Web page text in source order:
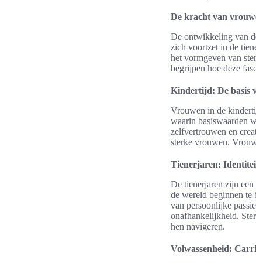
De kracht van
De ontwikkeling van
zich voortzet in de
het vormgeven van
begrijpen hoe deze
Kindertijd: De basis
Vrouwen in de
waarin basiswaarden
zelfvertrouwen en
sterke vrouwen.
Tienerjaren:
De tienerjaren zijn
de wereld beginnen te
van persoonlijke
onafhankelijkheid.
hen navigeren.
Volwassenheid: